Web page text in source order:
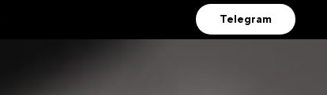
Telegram